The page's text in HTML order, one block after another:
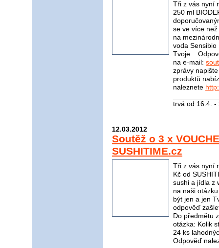
Tři z vás nyní
250 ml
se ve více
na
voda Sensibio
Tvoje...
na e-mail:
zprávy
produktů
naleznete
trvá od 16.4.
12.03.2012
Soutěž o 3 x
SUSHITIME.cz
Tři z vás nyní
Kč od
sushi a jídla z
na naši
být jen a jen
odpověď
Do předmětu
otázka: Kolik
24 ks
Odpověď